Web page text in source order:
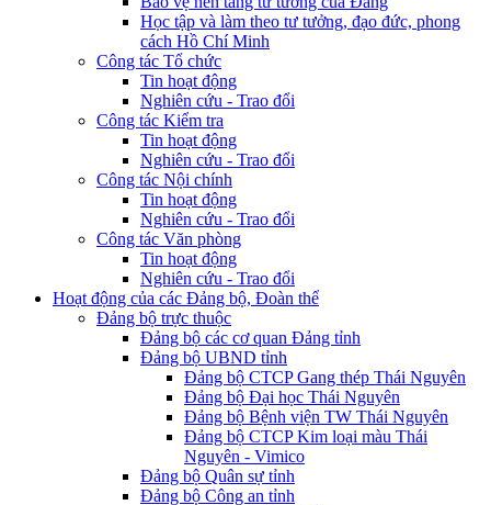
Học tập và làm theo tư tưởng, đạo đức, phong
cách Hồ Chí Minh
Công tác Tổ chức
Tin hoạt động
Nghiên cứu - Trao đổi
Công tác Kiểm tra
Tin hoạt động
Nghiên cứu - Trao đổi
Công tác Nội chính
Tin hoạt động
Nghiên cứu - Trao đổi
Công tác Văn phòng
Tin hoạt động
Nghiên cứu - Trao đổi
Hoạt động của các Đảng bộ, Đoàn thể
Đảng bộ trực thuộc
Đảng bộ các cơ quan Đảng tỉnh
Đảng bộ UBND tỉnh
Đảng bộ CTCP Gang thép Thái Nguyên
Đảng bộ Đại học Thái Nguyên
Đảng bộ Bệnh viện TW Thái Nguyên
Đảng bộ CTCP Kim loại màu Thái
Nguyên - Vimico
Đảng bộ Quân sự tỉnh
Đảng bộ Công an tỉnh